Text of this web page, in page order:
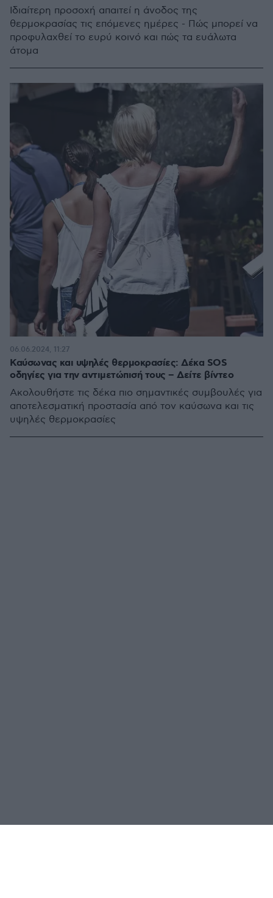
Ιδιαίτερη προσοχή απαιτεί η άνοδος της
θερμοκρασίας τις επόμενες ημέρες - Πώς μπορεί να
προφυλαχθεί το ευρύ κοινό και πώς τα ευάλωτα
άτομα
Καύσωνας και υψηλές θερμοκρασίες: Δέκα SOS
οδηγίες για την αντιμετώπισή τους – Δείτε βίντεο
Ακολουθήστε τις δέκα πιο σημαντικές συμβουλές για
αποτελεσματική προστασία από τον καύσωνα και τις
υψηλές θερμοκρασίες
06.06.2024, 11:27